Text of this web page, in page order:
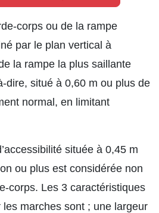
corps ou de la rampe
par le plan vertical à
la rampe la plus saillante
dire, situé à 0,60 m ou plus de
normal, en limitant
située à 0,45 m
ou plus est considérée non
corps. Les 3 caractéristiques
marches sont ; une largeur